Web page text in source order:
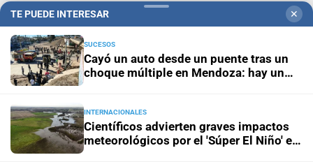
Horóscopo del díaHoróscopo de hoy para Piscis: 08 de
agosto de 2026
Horóscopo del díaHoróscopo de hoy para Acuario: 08
TE PUEDE INTERESAR ✕
SUCESOS
Cayó un auto desde un puente tras un
choque múltiple en Mendoza: hay un
INTERNACIONALES
Científicos advierten graves impactos
meteorológicos por el 'Súper El Niño' en